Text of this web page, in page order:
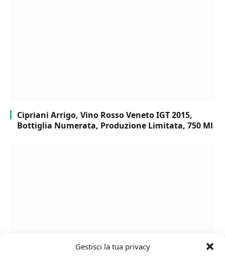
Gestisci la tua privacy
Cipriani Arrigo, Vino Rosso Veneto IGT 2015,
Bottiglia Numerata, Produzione Limitata, 750 Ml